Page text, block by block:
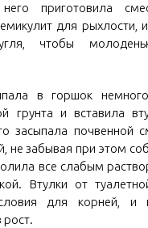
приготовила
для рыхлости,
чтобы
в горшок
грунта и вставила
засыпала почвенной
не забывая при этом
все слабым
Втулки от
для корней, и
рост.